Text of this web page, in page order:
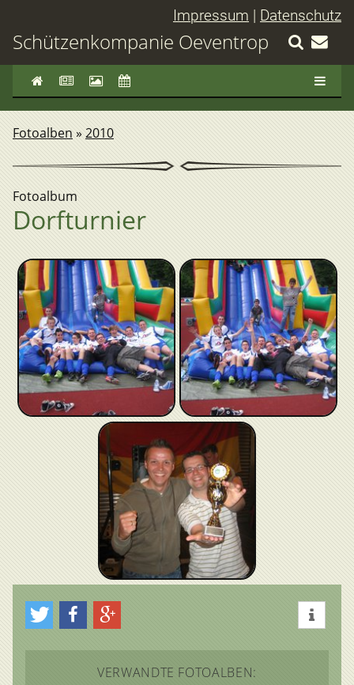
Impressum | Datenschutz
Schützenkompanie Oeventrop
Fotoalben » 2010
Fotoalbum
Dorfturnier
VERWANDTE FOTOALBEN: